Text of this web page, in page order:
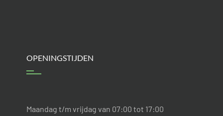
OPENINGSTIJDEN
Maandag t/m vrijdag van 07:00 tot 17:00